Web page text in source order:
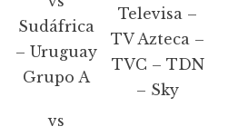
Sudáfrica
– Uruguay
Grupo A
Televisa –
TV Azteca –
TVC – TDN
– Sky
vs